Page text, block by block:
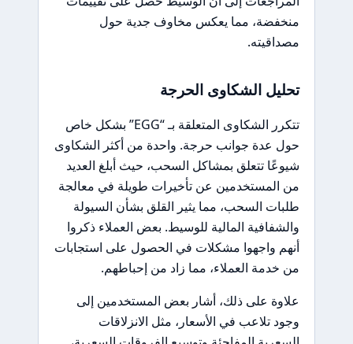
منخفضة، مما يعكس مخاوف جدية حول
مصداقيته.
تحليل الشكاوى الحرجة
تتكرر الشكاوى المتعلقة بـ “EGG” بشكل خاص
حول عدة جوانب حرجة. واحدة من أكثر الشكاوى
شيوعًا تتعلق بمشاكل السحب، حيث أبلغ العديد
من المستخدمين عن تأخيرات طويلة في معالجة
طلبات السحب، مما يثير القلق بشأن السيولة
والشفافية المالية للوسيط. بعض العملاء ذكروا
أنهم واجهوا مشكلات في الحصول على استجابات
من خدمة العملاء، مما زاد من إحباطهم.
علاوة على ذلك، أشار بعض المستخدمين إلى
وجود تلاعب في الأسعار، مثل الانزلاقات